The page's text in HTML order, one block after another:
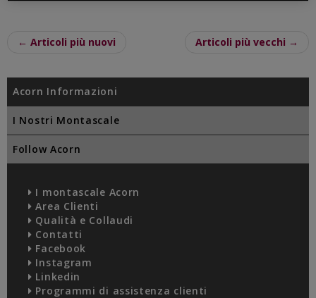
← Articoli più nuovi Articoli più vecchi →
Acorn Informazioni
I Nostri Montascale
Follow Acorn
I montascale Acorn
Area Clienti
Qualità e Collaudi
Contatti
Facebook
Instagram
Linkedin
Programmi di assistenza clienti